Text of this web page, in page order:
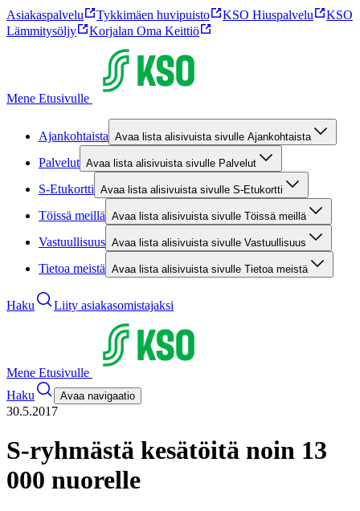
Asiakaspalvelu Tykkimäen huvipuisto KSO Hiuspalvelu
KSO
Lämmitysöljy
Korjalan Oma Keittiö
Mene Etusivulle
Ajankohtaista Avaa lista alisivuista sivulle Ajankohtaista
Palvelut Avaa lista alisivuista sivulle Palvelut
S-Etukortti Avaa lista alisivuista sivulle S-Etukortti
Töissä meillä Avaa lista alisivuista sivulle Töissä meillä
Vastuullisuus Avaa lista alisivuista sivulle Vastuullisuus
Tietoa meistä Avaa lista alisivuista sivulle Tietoa meistä
Haku Liity asiakasomistajaksi
Mene Etusivulle
Haku
Avaa navigaatio
30.5.2017
S-ryhmästä kesätöitä noin 13
000 nuorelle